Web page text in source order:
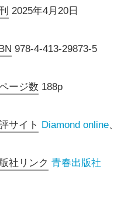
2025年4月20日
978-4-413-29873-5
ージ数 188p
サイト Diamond online、
社リンク 青春出版社